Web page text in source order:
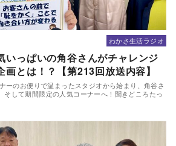
わかさ生活ラジオ
いっぱいの角谷さんがチャレンジ
とは！？【第213回放送内容】
ーのお便りで温まったスタジオから始まり、角谷さ
そして期間限定の人気コーナーへ！聞きどころたっ